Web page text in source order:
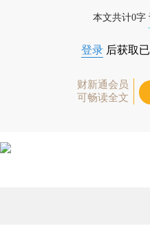
本文共计0字
登录 后获取
财新通会员
可畅读全文